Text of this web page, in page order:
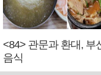
<84> 관문과 환대, 부
음식